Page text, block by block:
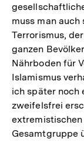
muss man
Terrorismus,
ganzen
Nährboden für
Islamismus
ich später noch
zweifelsfrei
Gesamtgruppe